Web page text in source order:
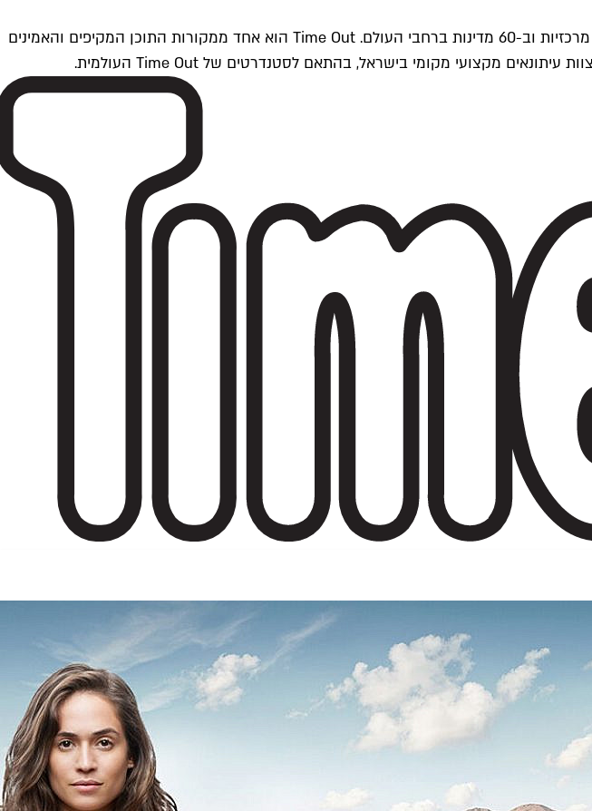
Time Outתל אביב הוא חלק מרשת Time Out Global — רשת מדיה בינלאומית הפועלת ב-360 ערים מרכזיות וב-60 מדינות ברחבי העולם. Time Out הוא אחד ממקורות התוכן המקיפים והאמינים